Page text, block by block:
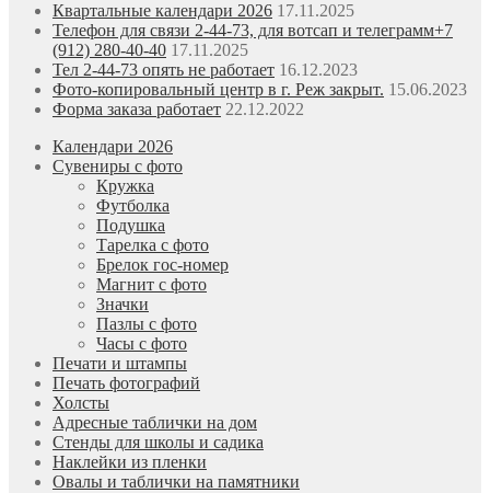
Квартальные календари 2026 17.11.2025
Телефон для связи 2-44-73, для вотсап и телеграмм+7
(912) 280-40-40 17.11.2025
Тел 2-44-73 опять не работает 16.12.2023
Фото-копировальный центр в г. Реж закрыт. 15.06.2023
Форма заказа работает 22.12.2022
Календари 2026
Сувениры с фото
Кружка
Футболка
Подушка
Тарелка с фото
Брелок гос-номер
Магнит с фото
Значки
Пазлы с фото
Часы с фото
Печати и штампы
Печать фотографий
Холсты
Адресные таблички на дом
Стенды для школы и садика
Наклейки из пленки
Овалы и таблички на памятники